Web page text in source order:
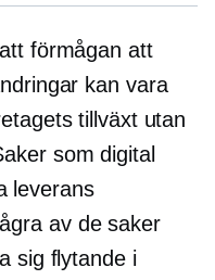
förmågan att
kan vara
tillväxt utan
som digital
leverans
av de saker
sig flytande i